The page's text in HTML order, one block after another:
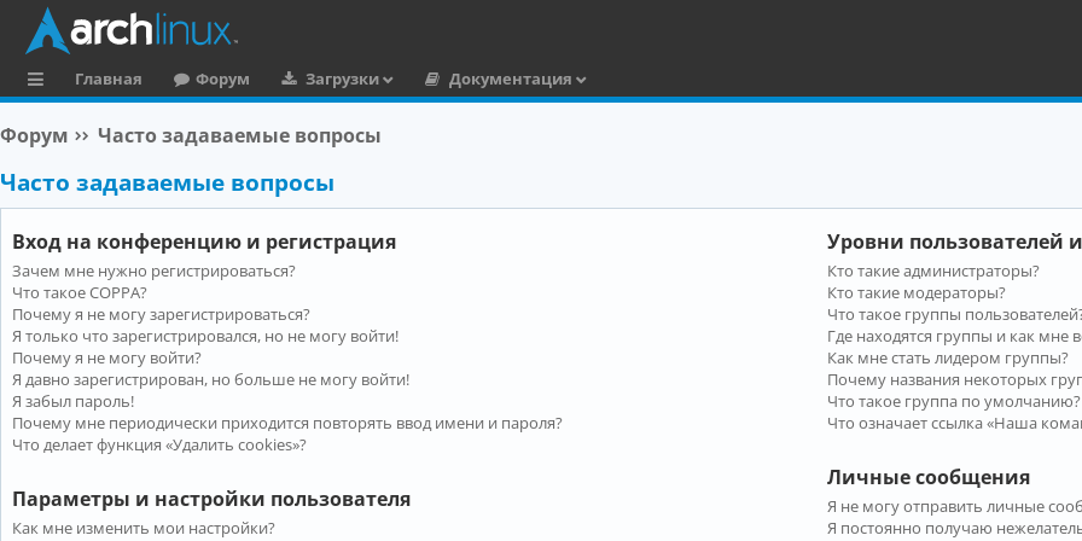
ы
л
Главная Форум Загрузки
Документация
Форум Часто задаваемые вопросы
Часто задаваемые вопросы
Вход на конференцию и регистрация
Зачем мне нужно регистрироваться?
Что такое COPPA?
Почему я не могу зарегистрироваться?
Я только что зарегистрировался, но не могу войти!
Почему я не могу войти?
Я давно зарегистрирован, но больше не могу войти!
Я забыл пароль!
Почему мне периодически приходится повторять ввод имени и пароля?
Что делает функция «Удалить cookies»?
Параметры и настройки пользователя
Как мне изменить мои настройки?
Уровни пользователей
Кто такие администраторы?
Кто такие модераторы?
Что такое группы
Где находятся группы и как мне
Как мне стать лидером группы?
Почему названия некоторых
Что такое группа по умолчанию?
Что означает ссылка «Наша
Личные сообщения
Я не могу отправить личные
Я постоянно получаю